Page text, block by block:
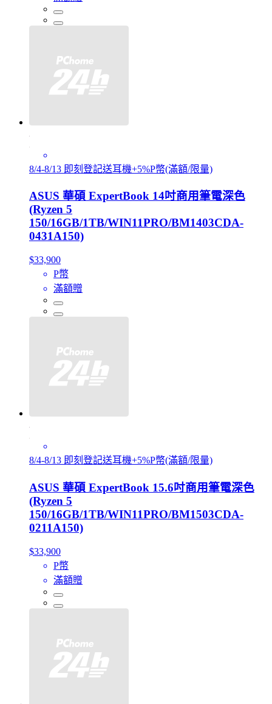
8/4-8/13 即刻登記送耳機+5%P幣(滿額/限量)
ASUS 華碩 ExpertBook 14吋商用筆電深色
(Ryzen 5
150/16GB/1TB/WIN11PRO/BM1403CDA-
0431A150)
$33,900
P幣
滿額贈
8/4-8/13 即刻登記送耳機+5%P幣(滿額/限量)
ASUS 華碩 ExpertBook 15.6吋商用筆電深色
(Ryzen 5
150/16GB/1TB/WIN11PRO/BM1503CDA-
0211A150)
$33,900
P幣
滿額贈